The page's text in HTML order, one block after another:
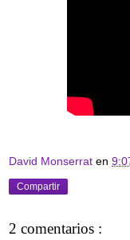
David Monserrat en
Compartir
2 comentarios :